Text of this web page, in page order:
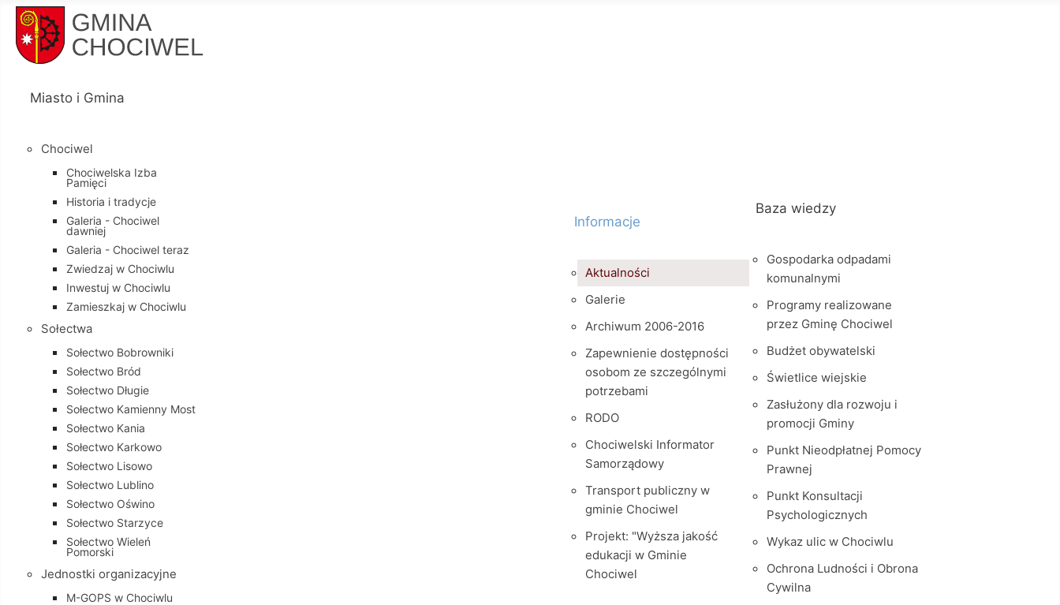
Miasto i Gmina
Chociwel
Chociwelska Izba
Pamięci
Historia i tradycje
Galeria - Chociwel
dawniej
Galeria - Chociwel teraz
Zwiedzaj w Chociwlu
Inwestuj w Chociwlu
Zamieszkaj w Chociwlu
Sołectwa
Sołectwo Bobrowniki
Sołectwo Bród
Sołectwo Długie
Sołectwo Kamienny Most
Sołectwo Kania
Sołectwo Karkowo
Sołectwo Lisowo
Sołectwo Lublino
Sołectwo Oświno
Sołectwo Starzyce
Sołectwo Wieleń
Pomorski
Jednostki organizacyjne
M-GOPS w Chociwlu
Informacje
Aktualności
Galerie
Archiwum 2006-2016
Zapewnienie dostępności
osobom ze szczególnymi
potrzebami
RODO
Chociwelski Informator
Samorządowy
Transport publiczny w
gminie Chociwel
Projekt: "Wyższa jakość
edukacji w Gminie
Chociwel
Baza wiedzy
Gospodarka odpadami
komunalnymi
Programy realizowane
przez Gminę Chociwel
Budżet obywatelski
Świetlice wiejskie
Zasłużony dla rozwoju i
promocji Gminy
Punkt Nieodpłatnej Pomocy
Prawnej
Punkt Konsultacji
Psychologicznych
Wykaz ulic w Chociwlu
Ochrona Ludności i Obrona
Cywilna